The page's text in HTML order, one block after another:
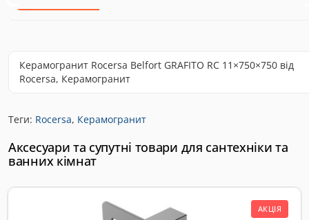
Керамогранит Rocersa Belfort GRAFITO RC 11×750×750 від
Rocersa, Керамогранит
Теги: Rocersa, Керамогранит
Аксесуари та супутні товари для сантехніки та
ванних кімнат
АКЦІЯ